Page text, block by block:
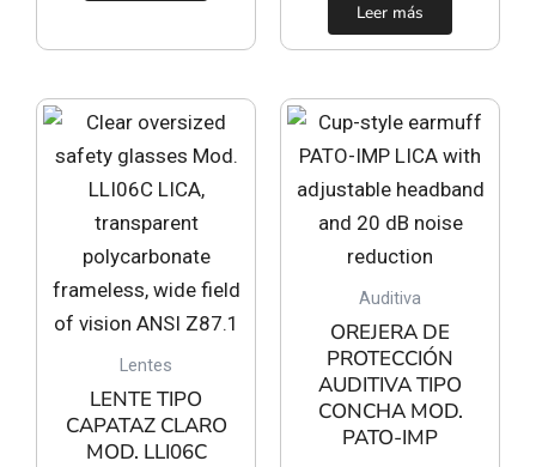
Leer más
Lentes
LENTE TIPO
CAPATAZ CLARO
MOD. LLI06C
Auditiva
OREJERA DE
PROTECCIÓN
AUDITIVA TIPO
CONCHA MOD.
PATO-IMP